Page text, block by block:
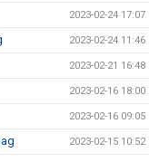
2023-02-24 17:07
2023-02-24 11:46
2023-02-21 16:48
2023-02-16 18:00
2023-02-16 09:05
2023-02-15 10:52